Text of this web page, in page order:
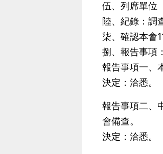
伍、列席單位
陸、紀錄：調
柒、確認本會
捌、報告事項：
報告事項一、
決定：洽悉。
報告事項二、
會備查。
決定：洽悉。